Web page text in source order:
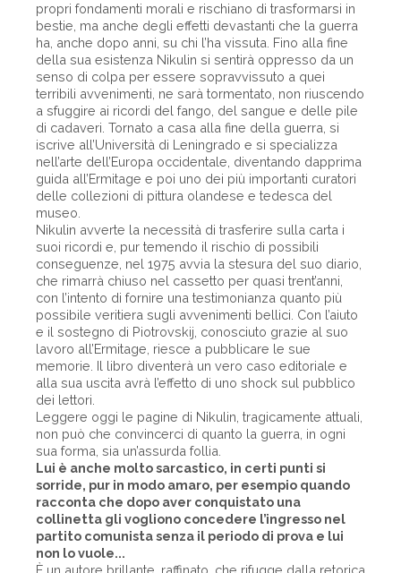
propri fondamenti morali e rischiano di trasformarsi in
bestie, ma anche degli effetti devastanti che la guerra
ha, anche dopo anni, su chi l’ha vissuta. Fino alla fine
della sua esistenza Nikulin si sentirà oppresso da un
senso di colpa per essere sopravvissuto a quei
terribili avvenimenti, ne sarà tormentato, non riuscendo
a sfuggire ai ricordi del fango, del sangue e delle pile
di cadaveri. Tornato a casa alla fine della guerra, si
iscrive all’Università di Leningrado e si specializza
nell’arte dell’Europa occidentale, diventando dapprima
guida all’Ermitage e poi uno dei più importanti curatori
delle collezioni di pittura olandese e tedesca del
museo.
Nikulin avverte la necessità di trasferire sulla carta i
suoi ricordi e, pur temendo il rischio di possibili
conseguenze, nel 1975 avvia la stesura del suo diario,
che rimarrà chiuso nel cassetto per quasi trent’anni,
con l’intento di fornire una testimonianza quanto più
possibile veritiera sugli avvenimenti bellici. Con l’aiuto
e il sostegno di Piotrovskij, conosciuto grazie al suo
lavoro all’Ermitage, riesce a pubblicare le sue
memorie. Il libro diventerà un vero caso editoriale e
alla sua uscita avrà l’effetto di uno shock sul pubblico
dei lettori.
Leggere oggi le pagine di Nikulin, tragicamente attuali,
non può che convincerci di quanto la guerra, in ogni
sua forma, sia un’assurda follia.
Lui è anche molto sarcastico, in certi punti si
sorride, pur in modo amaro, per esempio quando
racconta che dopo aver conquistato una
collinetta gli vogliono concedere l’ingresso nel
partito comunista senza il periodo di prova e lui
non lo vuole...
È un autore brillante, raffinato, che rifugge dalla retorica